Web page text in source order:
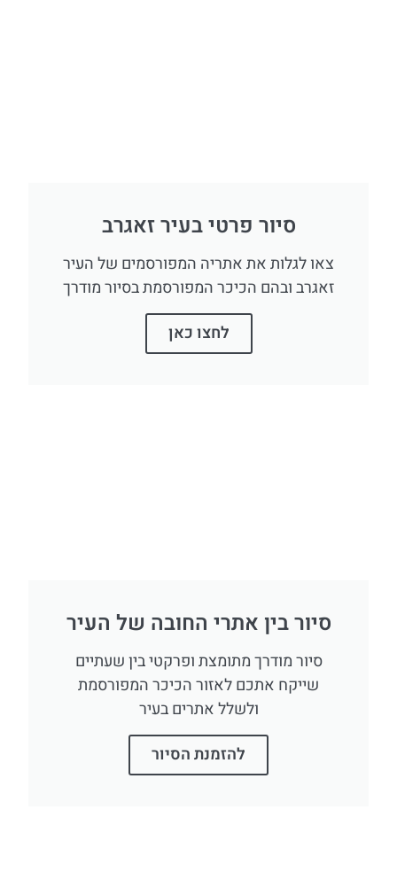
סיור פרטי בעיר זאגרב
צאו לגלות את אתריה המפורסמים של העיר
זאגרב ובהם הכיכר המפורסמת בסיור מודרך
לחצו כאן
סיור בין אתרי החובה של העיר
סיור מודרך מתומצת ופרקטי בין שעתיים
שייקח אתכם לאזור הכיכר המפורסמת
ולשלל אתרים בעיר
להזמנת הסיור